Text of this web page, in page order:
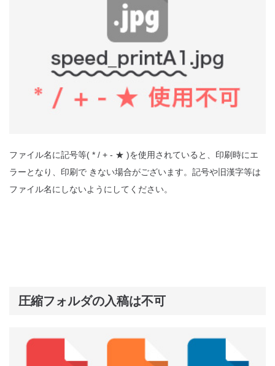
ファイル名に記号等( * / + - ★ )を使用されていると、印刷時にエ
ラーとなり、印刷で きない場合がございます。記号や旧漢字等は
ファイル名にしないようにしてください。
圧縮フォルダの入稿は不可